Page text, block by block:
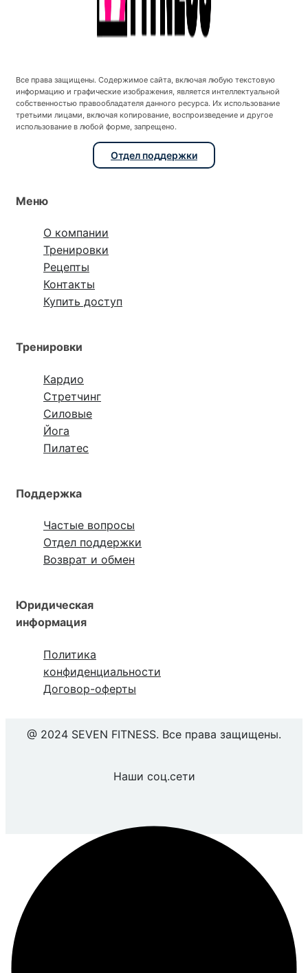
Все права защищены. Содержимое сайта, включая любую текстовую
информацию и графические изображения, является интеллектуальной
собственностью правообладателя данного ресурса. Их использование
третьими лицами, включая копирование, воспроизведение и другое
использование в любой форме, запрещено.
Отдел поддержки
Меню
О компании
Тренировки
Рецепты
Контакты
Купить доступ
Тренировки
Кардио
Стретчинг
Силовые
Йога
Пилатес
Поддержка
Частые вопросы
Отдел поддержки
Возврат и обмен
Юридическая
информация
Политика
конфиденциальности
Договор-оферты
@ 2024 SEVEN FITNESS. Все права защищены.
Наши соц.сети